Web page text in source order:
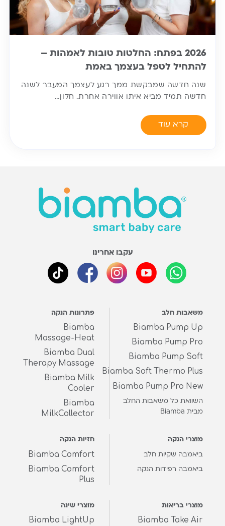
2026 בפתח: החלטות טובות לאמהות –
להתחיל לטפל בעצמך באמת
שנה חדשה שמבקשת ממך רגע לעצמך המעבר לשנה
חדשה תמיד מביא איתו אווירה אחרת. חלון…
קרא עוד
עקבו אחרינו
משאבות חלב
Biamba Pump Up
Biamba Pump Pro
Biamba Pump Soft
Biamba Soft Thermo Plus
Biamba Pump Pro New
השוואת כל משאבות החלב
מבית Biamba
פתרונות הנקה
Biamba
Massage-Heat
Biamba Dual
Therapy Massage
Biamba Milk
Cooler
Biamba
MilkCollector
מוצרי הנקה
ביאמבה שקיות חלב
ביאמבה רפידות הנקה
חזיות הנקה
Biamba Comfort
Biamba Comfort
Plus
מוצרי בריאות
Biamba Take Air
מוצרי שינה
Biamba LightUp